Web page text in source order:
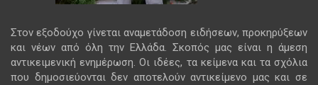
Στον εξοδούχο γίνεται αναμετάδοση ειδήσεων, προκηρύξεων
και νέων από όλη την Ελλάδα. Σκοπός μας είναι η άμεση
αντικειμενική ενημέρωση. Οι ιδέες, τα κείμενα και τα σχόλια
που δημοσιεύονται δεν αποτελούν αντικείμενο μας και σε